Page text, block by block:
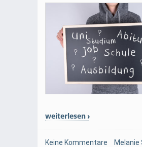
weiterlesen
Keine Kommentare
Melanie